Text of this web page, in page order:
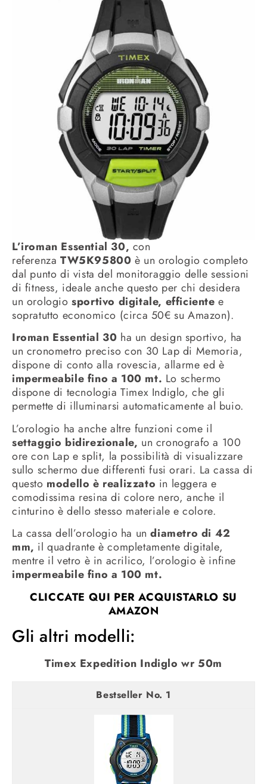
L’iroman Essential 30, con
referenza TW5K95800 è un orologio completo
dal punto di vista del monitoraggio delle sessioni
di fitness, ideale anche questo per chi desidera
un orologiosportivo digitale, efficiente e
sopratutto economico (circa 50€ su Amazon).
Iroman Essential 30 ha un design sportivo, ha
un cronometro preciso con 30 Lap di Memoria,
dispone di conto alla rovescia, allarme ed è
impermeabile fino a 100 mt. Lo schermo
dispone di tecnologia Timex Indiglo, che gli
permette di illuminarsi automaticamente al buio.
L’orologio ha anche altre funzioni come il
settaggio bidirezionale, un cronografo a 100
ore con Lap e split, la possibilità di visualizzare
sullo schermo due differenti fusi orari. La cassa di
questo modello è realizzato in leggera e
comodissima resina di colore nero, anche il
cinturino è dello stesso materiale e colore.
La cassa dell’orologio ha undiametro di 42
mm, il quadrante è completamente digitale,
mentre il vetro è in acrilico, l’orologio è infine
impermeabile fino a 100 mt.
CLICCATE QUI PER ACQUISTARLO SU
AMAZON
Gli altri modelli:
Timex Expedition Indiglo wr 50m
1